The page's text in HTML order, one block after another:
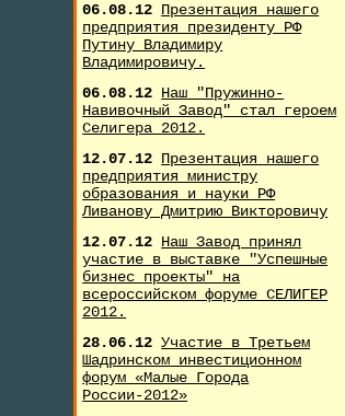
06.08.12 Презентация нашего
предприятия президенту РФ
Путину Владимиру
Владимировичу.
06.08.12 Наш "Пружинно-
Навивочный Завод" стал героем
Селигера 2012.
12.07.12 Презентация нашего
предприятия министру
образования и науки РФ
Ливанову Дмитрию Викторовичу
12.07.12 Наш Завод принял
участие в выставке "Успешные
бизнес проекты" на
всероссийском форуме СЕЛИГЕР
2012.
28.06.12Участие в Третьем
Шадринском инвестиционном
форум «Малые Города
России-2012»